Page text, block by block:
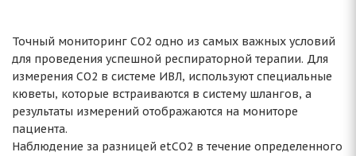
Точный мониторинг СО2 одно из самых важных условий
для проведения успешной респираторной терапии. Для
измерения СО2 в системе ИВЛ, используют специальные
кюветы, которые встраиваются в систему шлангов, а
результаты измерений отображаются на мониторе
пациента.
Наблюдение за разницей etCO2 в течение определенного